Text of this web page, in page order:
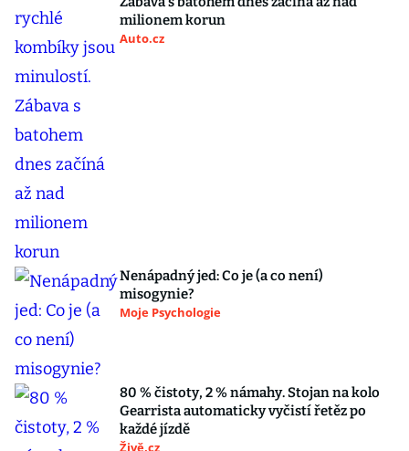
milionem korun
Auto.cz
Nenápadný jed: Co je (a co není)
misogynie?
Moje Psychologie
80 % čistoty, 2 % námahy. Stojan na kolo
Gearrista automaticky vyčistí řetěz po
každé jízdě
Živě.cz